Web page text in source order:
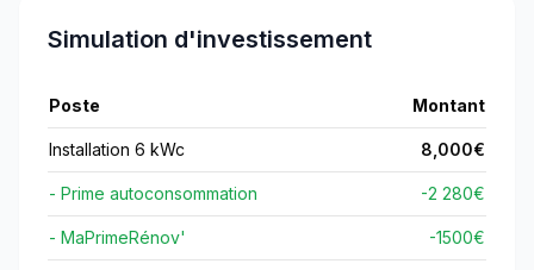
Simulation d'investissement
Poste Montant
Installation 6 kWc 8,000€
- Prime autoconsommation -2 280€
- MaPrimeRénov' -1500€